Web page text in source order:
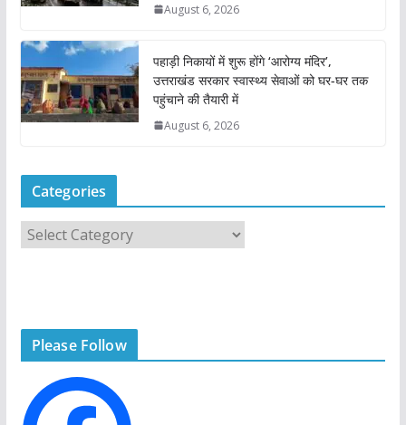
August 6, 2026
पहाड़ी निकायों में शुरू होंगे ‘आरोग्य मंदिर’,
उत्तराखंड सरकार स्वास्थ्य सेवाओं को घर-घर तक
पहुंचाने की तैयारी में
August 6, 2026
Categories
a
r
e
Please Follow